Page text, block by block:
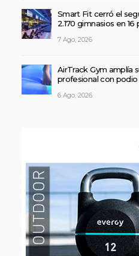
Smart Fit cerró el
2.170 gimnasios en 16
7 Ago, 2026
AirTrack Gym amplía
profesional con
6 Ago, 2026